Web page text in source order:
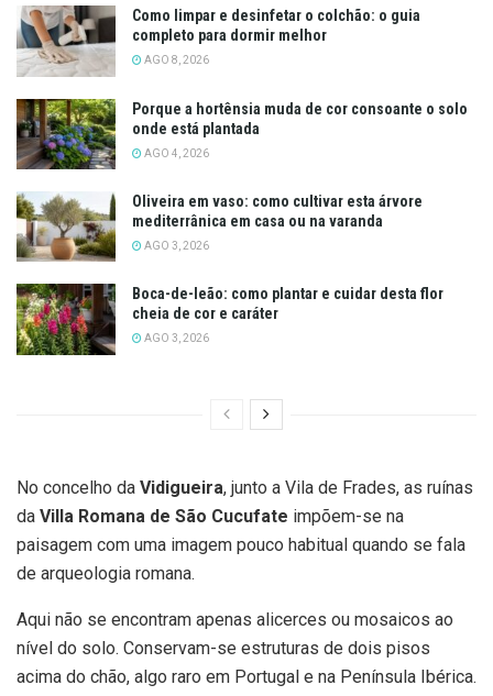
Como limpar e desinfetar o colchão: o guia
completo para dormir melhor
AGO 8, 2026
Porque a hortênsia muda de cor consoante o solo
onde está plantada
AGO 4, 2026
Oliveira em vaso: como cultivar esta árvore
mediterrânica em casa ou na varanda
AGO 3, 2026
Boca-de-leão: como plantar e cuidar desta flor
cheia de cor e caráter
AGO 3, 2026
No concelho da Vidigueira, junto a Vila de Frades, as ruínas
da Villa Romana de São Cucufate impõem-se na
paisagem com uma imagem pouco habitual quando se fala
de arqueologia romana.
Aqui não se encontram apenas alicerces ou mosaicos ao
nível do solo. Conservam-se estruturas de dois pisos
acima do chão, algo raro em Portugal e na Península Ibérica.